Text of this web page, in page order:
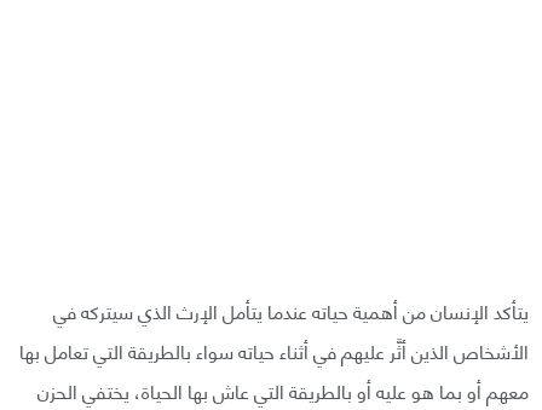
يتأكد الإنسان من أهمية حياته عندما يتأمل الإرث الذي سيتركه في
الأشخاص الذين أثَّر عليهم في أثناء حياته سواء بالطريقة التي تعامل بها
معهم أو بما هو عليه أو بالطريقة التي عاش بها الحياة، يختفي الحزن